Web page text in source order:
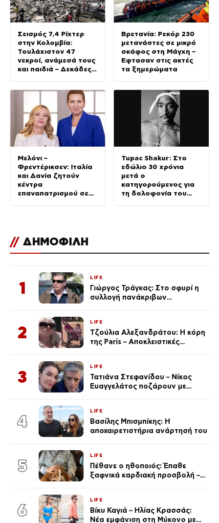
Σεισμός 7,4 Ρίχτερ
στην Κολομβία:
Τουλάχιστον 47
νεκροί, ανάμεσά τους
και παιδιά – Δεκάδες
βίντεο
Βρετανία: Ρεκόρ 230
μετανάστες σε μικρό
σκάφος στη Μάγχη –
Έφτασαν στις ακτές
τα ξημερώματα
Μελόνι –
Φρεντέρικσεν: Ιταλία
και Δανία ζητούν
κέντρα
επαναπατρισμού σε
Tupac Shakur: Στο
εδώλιο 30 χρόνια
μετά ο
κατηγορούμενος για
τη δολοφονία του
// ΔΗΜΟΦΙΛΗ
1
LIFE
Γιώργος Τράγκας: Στο σφυρί η
συλλογή πανάκριβων
2
LIFE
Τζούλια Αλεξανδράτου: Η κόρη
της Paris – Αποκλειστικές
3
LIFE
Τατιάνα Στεφανίδου – Νίκος
Ευαγγελάτος ποζάρουν με
4
LIFE
Βασίλης Μπισμπίκης: Η
αποχαιρετιστήρια ανάρτησή του
5
LIFE
Πέθανε ο ηθοποιός: Έπαθε
ξαφνικά καρδιακή προσβολή – Η
6
LIFE
Βίκυ Καγιά – Ηλίας Κρασσάς:
Νέα εμφάνιση στη Μύκονο με